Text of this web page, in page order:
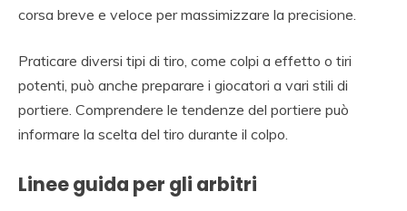
corsa breve e veloce per massimizzare la precisione.
Praticare diversi tipi di tiro, come colpi a effetto o tiri
potenti, può anche preparare i giocatori a vari stili di
portiere. Comprendere le tendenze del portiere può
informare la scelta del tiro durante il colpo.
Linee guida per gli arbitri